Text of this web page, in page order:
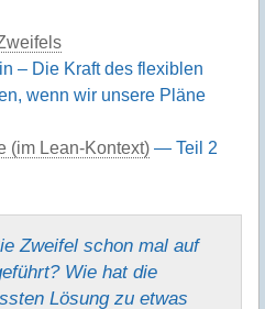
– Die Kraft des flexiblen
wenn wir unsere Pläne
(im Lean-Kontext) — Teil 2
Zweifel schon mal auf
Wie hat die
Lösung zu etwas